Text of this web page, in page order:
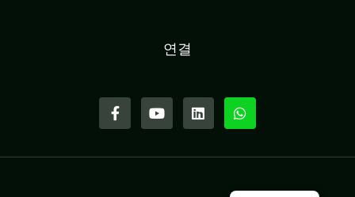
연결